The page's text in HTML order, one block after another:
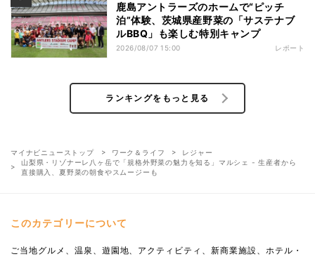
鹿島アントラーズのホームで“ピッチ
泊”体験、茨城県産野菜の「サステナブ
ルBBQ」も楽しむ特別キャンプ
2026/08/07 15:00 レポート
ランキングをもっと見る
マイナビニューストップ ワーク＆ライフ
レジャー
山梨県・リゾナーレ八ヶ岳で「規格外野菜の魅力を知る」マルシェ - 生産者から
直接購入、夏野菜の朝食やスムージーも
このカテゴリーについて
ご当地グルメ、温泉、遊園地、アクティビティ、新商業施設、ホテル・